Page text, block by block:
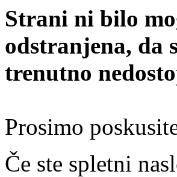
Strani ni bilo
odstranjena, da
trenutno
Prosimo
Če ste spletni